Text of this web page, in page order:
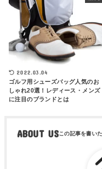
2022.03.04
ゴルフ用シューズバッグ人気のお
しゃれ20選！レディース・メンズ
に注目のブランドとは
ABOUT US